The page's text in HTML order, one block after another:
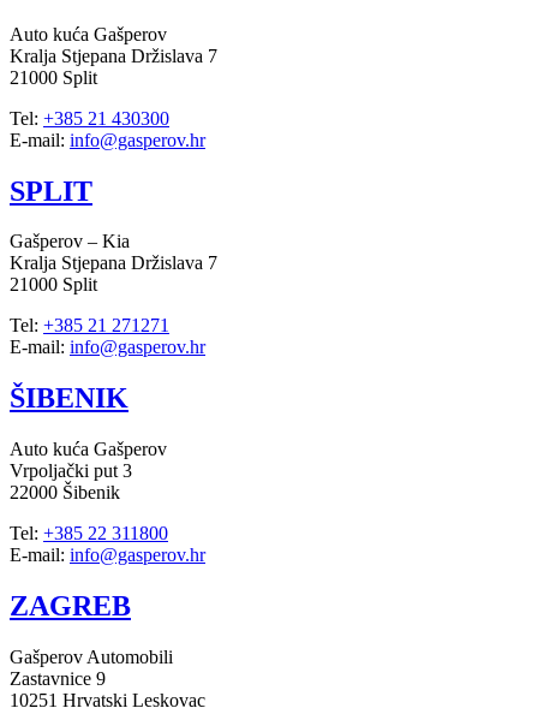
Auto kuća Gašperov
Kralja Stjepana Držislava 7
21000 Split
Tel: +385 21 430300
E-mail: info@gasperov.hr
SPLIT
Gašperov – Kia
Kralja Stjepana Držislava 7
21000 Split
Tel: +385 21 271271
E-mail: info@gasperov.hr
ŠIBENIK
Auto kuća Gašperov
Vrpoljački put 3
22000 Šibenik
Tel: +385 22 311800
E-mail: info@gasperov.hr
ZAGREB
Gašperov Automobili
Zastavnice 9
10251 Hrvatski Leskovac